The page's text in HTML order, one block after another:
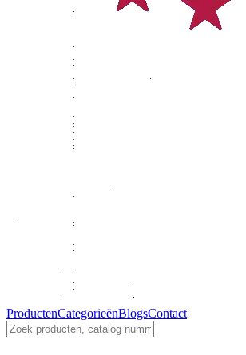
ProductenCategorieënBlogsContact